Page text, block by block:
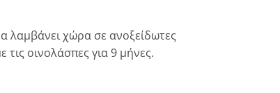
λαμβάνει χώρα σε ανοξείδωτες
οινολάσπες για 9 μήνες.